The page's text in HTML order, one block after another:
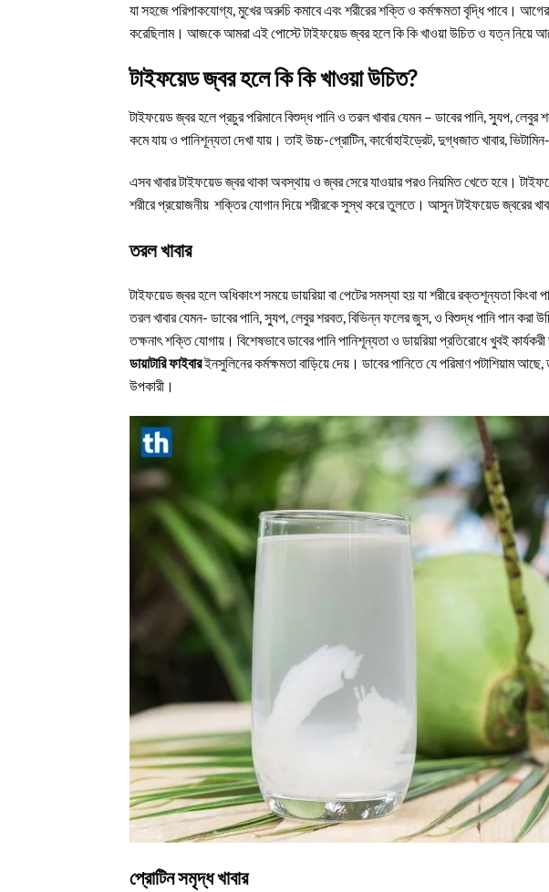
যা সহজে পরিপাকযোগ্য, মুখের অরুচি কমাবে এবং শরীরের শক্তি ও কর্মক্ষমতা বৃদ্ধি পাবে।
করেছিলাম। আজকে আমরা এই পোস্টে টাইফয়েড জ্বর হলে কি কি খাওয়া উচিত ও যত্ন নিয়ে
টাইফয়েড জ্বর হলে কি কি খাওয়া উচিত?
টাইফয়েড জ্বর হলে প্রচুর পরিমানে বিশুদ্ধ পানি ও তরল খাবার যেমন – ডাবের পানি, স্যুপ,
কমে যায় ও পানিশূন্যতা দেখা যায়। তাই উচ্চ-প্রোটিন, কার্বোহাইড্রেট, দুগ্ধজাত খাবার,
এসব খাবার টাইফয়েড জ্বর থাকা অবস্থায় ও জ্বর সেরে যাওয়ার পরও নিয়মিত খেতে হবে।
শরীরে প্রয়োজনীয় শক্তির যোগান দিয়ে শরীরকে সুস্থ করে তুলতে। আসুন টাইফয়েড জ্বরের
তরল খাবার
টাইফয়েড জ্বর হলে অধিকাংশ সময়ে ডায়রিয়া বা পেটের সমস্যা হয় যা শরীরে রক্তশূন্যতা কিংবা
তরল খাবার যেমন- ডাবের পানি, স্যুপ, লেবুর শরবত, বিভিন্ন ফলের জুস, ও বিশুদ্ধ পানি পান করা
তক্ষনাৎ শক্তি যোগায়। বিশেষভাবে ডাবের পানি পানিশূন্যতা ও ডায়রিয়া প্রতিরোধে খুবই
ডায়াটারি ফাইবারইনসুলিনের কর্মক্ষমতা বাড়িয়ে দেয়। ডাবের পানিতে যে পরিমাণ পটাশিয়াম
উপকারী।
প্রোটিন সমৃদ্ধ খাবার